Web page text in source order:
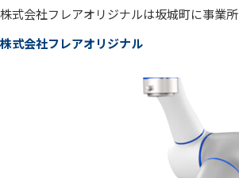
株式会社フレアオリジナルは坂城町に事業所
株式会社フレアオリジナル